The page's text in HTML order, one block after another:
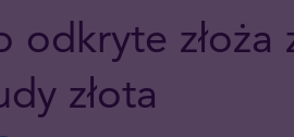
odkryte złoża
złota